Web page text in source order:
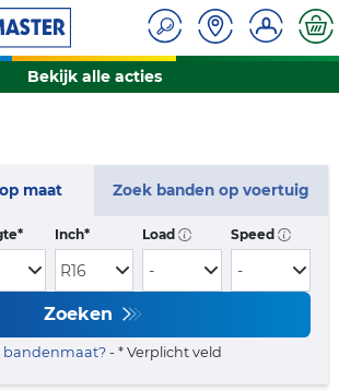
Bekijk alle acties
maat Zoek banden op voertuig
Inch* Load Speed
Zoeken
bandenmaat?- * Verplicht veld